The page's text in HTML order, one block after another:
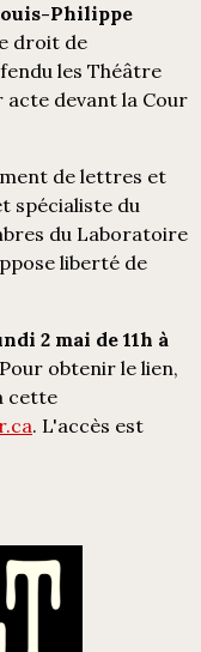
Philippe
droit de
les Théâtre
devant la Cour
de lettres et
spécialiste du
du Laboratoire
liberté de
2 mai de 11h à
obtenir le lien,
cette
. L'accès est